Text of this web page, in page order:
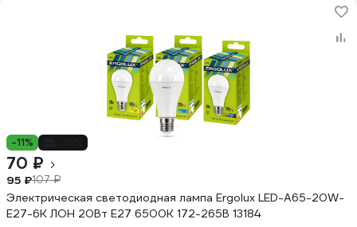
-11%
70 ₽
95 ₽107 ₽
Электрическая светодиодная лампа Ergolux LED-A65-20W-
E27-6K ЛОН 20Вт E27 6500K 172-265В 13184